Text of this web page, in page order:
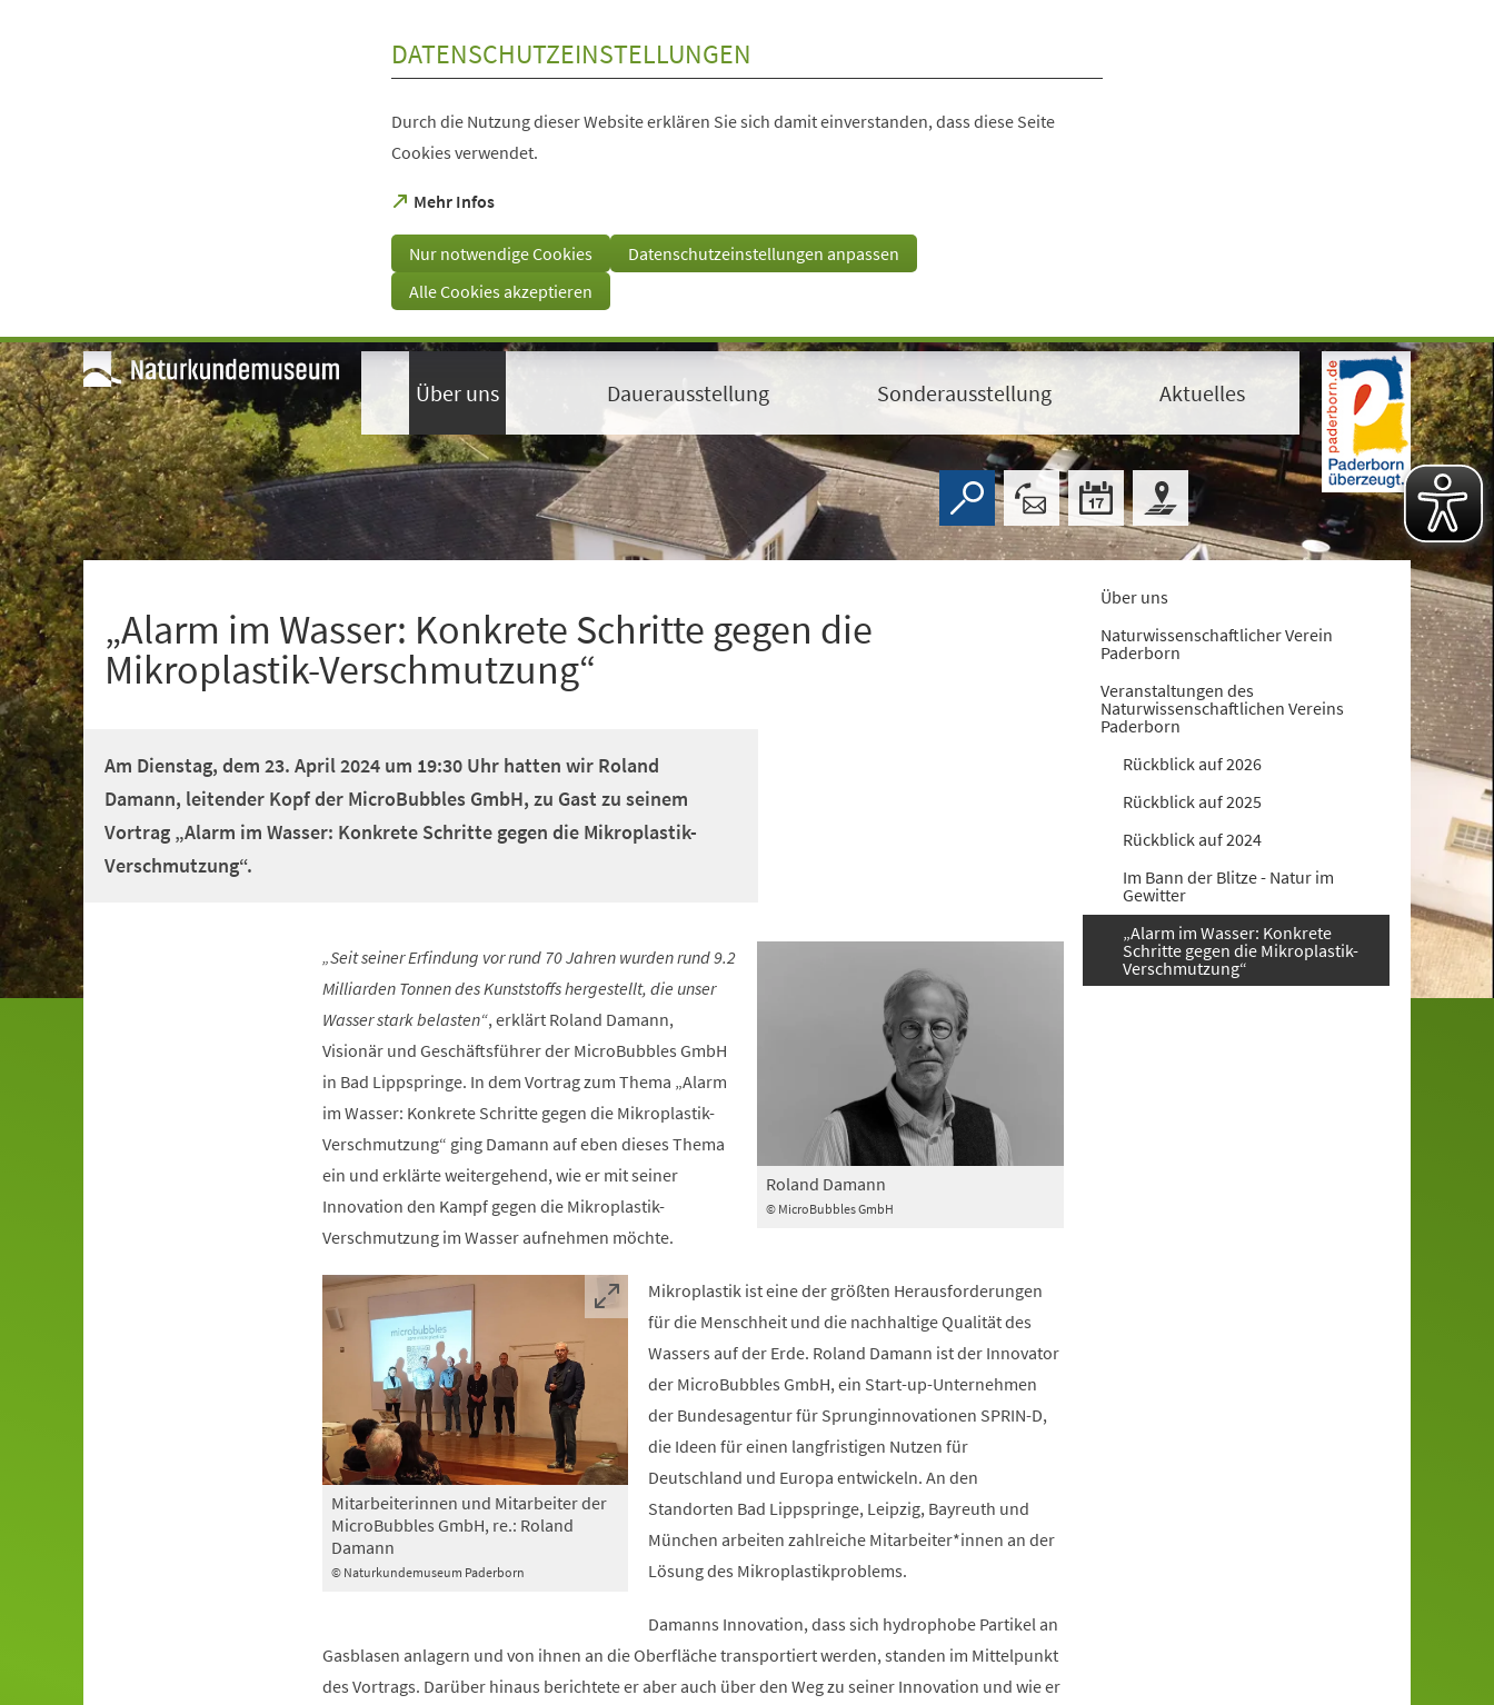
Visuelle
Assistenzsoftware
öffnen.
Mit
der
Tastatur
erreichbar
über
ALT
+
1
DATENSCHUTZEINSTELLUNGEN
Durch die Nutzung dieser Website erklären Sie sich damit einverstanden, dass diese Seite
Cookies verwendet.
Mehr Infos
(Öffnet
einem
neuen
Tab)
Nur notwendige Cookies
Datenschutzeinstellungen anpassen
Alle Cookies akzeptieren
Über uns Dauerausstellung Sonderausstellung Aktuelles
„Alarm im Wasser: Konkrete Schritte gegen die
Mikroplastik-Verschmutzung“
Am Dienstag, dem 23. April 2024 um 19:30 Uhr hatten wir Roland
Damann, leitender Kopf der MicroBubbles GmbH, zu Gast zu seinem
Vortrag „Alarm im Wasser: Konkrete Schritte gegen die Mikroplastik-
Verschmutzung“.
© MicroBubbles GmbH
Roland Damann
„Seit seiner Erfindung vor rund 70 Jahren wurden rund 9.2
Milliarden Tonnen des Kunststoffs hergestellt, die unser
Wasser stark belasten“, erklärt Roland Damann,
Visionär und Geschäftsführer der MicroBubbles GmbH
in Bad Lippspringe. In dem Vortrag zum Thema „Alarm
im Wasser: Konkrete Schritte gegen die Mikroplastik-
Verschmutzung“ ging Damann auf eben dieses Thema
ein und erklärte weitergehend, wie er mit seiner
Innovation den Kampf gegen die Mikroplastik-
Verschmutzung im Wasser aufnehmen möchte.
© Naturkundemuseum Paderborn
Mitarbeiterinnen und Mitarbeiter der
MicroBubbles GmbH, re.: Roland
Damann
Mikroplastik ist eine der größten Herausforderungen
für die Menschheit und die nachhaltige Qualität des
Wassers auf der Erde. Roland Damann ist der Innovator
der MicroBubbles GmbH, ein Start-up-Unternehmen
der Bundesagentur für Sprunginnovationen SPRIN-D,
die Ideen für einen langfristigen Nutzen für
Deutschland und Europa entwickeln. An den
Standorten Bad Lippspringe, Leipzig, Bayreuth und
München arbeiten zahlreiche Mitarbeiter*innen an der
Lösung des Mikroplastikproblems.
Damanns Innovation, dass sich hydrophobe Partikel an
Gasblasen anlagern und von ihnen an die Oberfläche transportiert werden, standen im Mittelpunkt
des Vortrags. Darüber hinaus berichtete er aber auch über den Weg zu seiner Innovation und wie er
Über uns
Naturwissenschaftlicher Verein
Paderborn
Veranstaltungen des
Naturwissenschaftlichen Vereins
Paderborn
Rückblick auf 2026
Rückblick auf 2025
Rückblick auf 2024
Im Bann der Blitze - Natur im
Gewitter
„Alarm im Wasser: Konkrete
Schritte gegen die Mikroplastik-
Verschmutzung“